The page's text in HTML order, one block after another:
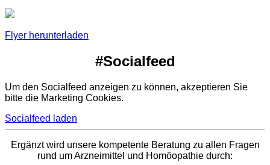
Flyer herunterladen
#Socialfeed
Um den Socialfeed anzeigen zu können, akzeptieren Sie
bitte die Marketing Cookies.
Socialfeed laden
Ergänzt wird unsere kompetente Beratung zu allen Fragen
rund um Arzneimittel und Homöopathie durch: